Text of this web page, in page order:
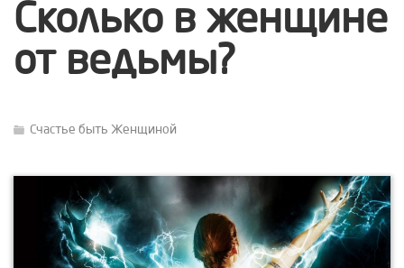
Сколько в женщине
от ведьмы?
Счастье быть Женщиной